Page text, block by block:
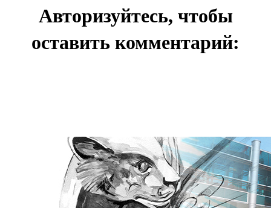
Авторизуйтесь, чтобы
оставить комментарий: